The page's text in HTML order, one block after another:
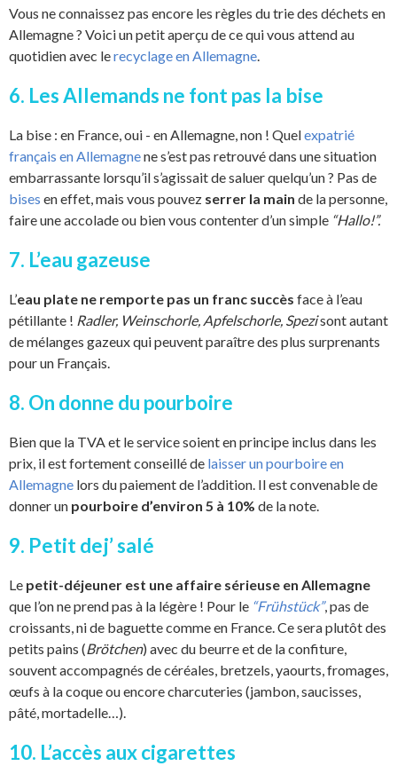
Vous ne connaissez pas encore les règles du trie des déchets en
Allemagne ? Voici un petit aperçu de ce qui vous attend au
quotidien avec lerecyclage en Allemagne.
6. Les Allemands ne font pas la bise
La bise : en France, oui - en Allemagne, non ! Quelexpatrié
français en Allemagnene s’est pas retrouvé dans une situation
embarrassante lorsqu’il s’agissait de saluer quelqu’un ? Pas de
bises en effet, mais vous pouvez serrer la main de la personne,
faire une accolade ou bien vous contenter d’un simple “Hallo!”.
7. L’eau gazeuse
L’eau plate ne remporte pas un franc succès face à l’eau
pétillante ! Radler, Weinschorle, Apfelschorle, Spezisont autant
de mélanges gazeux qui peuvent paraître des plus surprenants
pour un Français.
8. On donne du pourboire
Bien que la TVA et le service soient en principe inclus dans les
prix, il est fortement conseillé de laisser un pourboire en
Allemagne lors du paiement de l’addition. Il est convenable de
donner un pourboire d’environ 5 à 10% de la note.
9. Petit dej’ salé
Le petit-déjeuner est une affaire sérieuse en Allemagne
que l’on ne prend pas à la légère ! Pour le “Frühstück”, pas de
croissants, ni de baguette comme en France. Ce sera plutôt des
petits pains (Brötchen) avec du beurre et de la confiture,
souvent accompagnés de céréales, bretzels, yaourts, fromages,
œufs à la coque ou encore charcuteries (jambon, saucisses,
pâté, mortadelle…).
10. L’accès aux cigarettes